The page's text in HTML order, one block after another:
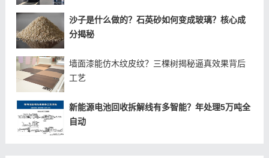
沙子是什么做的？石英砂如何变成玻璃？核心成
分揭秘
墙面漆能仿木纹皮纹？三棵树揭秘逼真效果背后
工艺
新能源电池回收拆解线有多智能？年处理5万吨全
自动